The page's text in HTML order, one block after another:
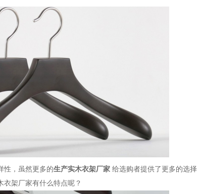
性，虽然更多的生产实木衣架厂家 给选购者提供了更多的选
衣架厂家有什么特点呢？